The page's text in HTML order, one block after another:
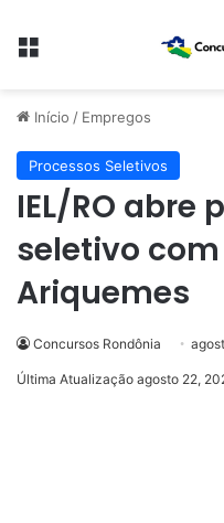
Menu
Início / Empregos
Processos Seletivos
IEL/RO abre
seletivo
Ariquemes
Concursos Rondônia
Última Atualização agosto 22,